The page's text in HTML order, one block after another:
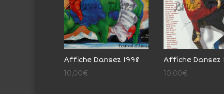
Affiche Dansez 1998
10,00€
Affiche Dansez
10,00€